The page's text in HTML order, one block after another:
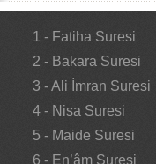
1 - Fatiha Suresi
2 - Bakara Suresi
3 - Ali İmran Suresi
4 - Nisa Suresi
5 - Maide Suresi
6 - En’âm Suresi